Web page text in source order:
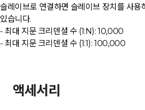
슬레이브로 연결하면 슬레이브 장치를 사용
있습니다.
- 최대 지문 크리덴셜 수 (1:N): 10,000
- 최대 지문 크리덴셜 수 (1:1): 100,000
액세서리